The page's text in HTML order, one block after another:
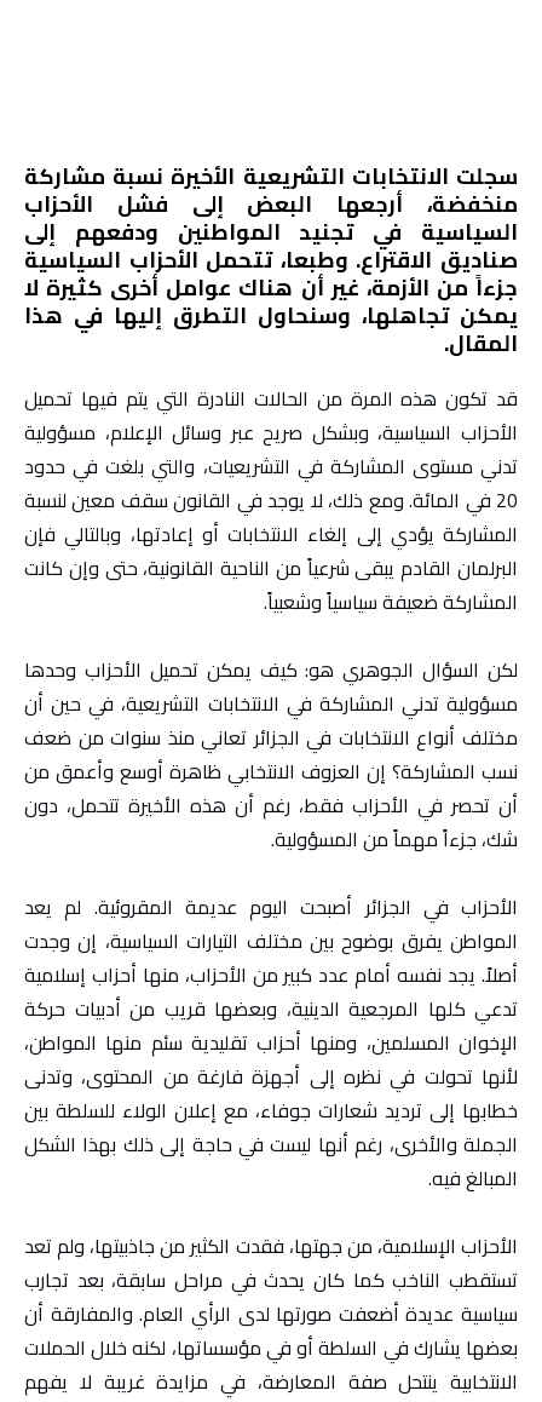
سجلت الانتخابات التشريعية الأخيرة نسبة مشاركة
منخفضة، أرجعها البعض إلى فشل الأحزاب
السياسية في تجنيد المواطنين ودفعهم إلى
صناديق الاقتراع. وطبعا، تتحمل الأحزاب السياسية
جزءاً من الأزمة، غير أن هناك عوامل أخرى كثيرة لا
يمكن تجاهلها، وسنحاول التطرق إليها في هذا
المقال.
قد تكون هذه المرة من الحالات النادرة التي يتم فيها تحميل
الأحزاب السياسية، وبشكل صريح عبر وسائل الإعلام، مسؤولية
تدني مستوى المشاركة في التشريعيات، والتي بلغت في حدود
20 في المائة. ومع ذلك، لا يوجد في القانون سقف معين لنسبة
المشاركة يؤدي إلى إلغاء الانتخابات أو إعادتها، وبالتالي فإن
البرلمان القادم يبقى شرعياً من الناحية القانونية، حتى وإن كانت
المشاركة ضعيفة سياسياً وشعبياً.
لكن السؤال الجوهري هو: كيف يمكن تحميل الأحزاب وحدها
مسؤولية تدني المشاركة في الانتخابات التشريعية، في حين أن
مختلف أنواع الانتخابات في الجزائر تعاني منذ سنوات من ضعف
نسب المشاركة؟ إن العزوف الانتخابي ظاهرة أوسع وأعمق من
أن تحصر في الأحزاب فقط، رغم أن هذه الأخيرة تتحمل، دون
شك، جزءاً مهماً من المسؤولية.
الأحزاب في الجزائر أصبحت اليوم عديمة المقروئية. لم يعد
المواطن يفرق بوضوح بين مختلف التيارات السياسية، إن وجدت
أصلاً. يجد نفسه أمام عدد كبير من الأحزاب، منها أحزاب إسلامية
تدعي كلها المرجعية الدينية، وبعضها قريب من أدبيات حركة
الإخوان المسلمين، ومنها أحزاب تقليدية سئم منها المواطن،
لأنها تحولت في نظره إلى أجهزة فارغة من المحتوى، وتدنى
خطابها إلى ترديد شعارات جوفاء، مع إعلان الولاء للسلطة بين
الجملة والأخرى، رغم أنها ليست في حاجة إلى ذلك بهذا الشكل
المبالغ فيه.
الأحزاب الإسلامية، من جهتها، فقدت الكثير من جاذبيتها، ولم تعد
تستقطب الناخب كما كان يحدث في مراحل سابقة، بعد تجارب
سياسية عديدة أضعفت صورتها لدى الرأي العام. والمفارقة أن
بعضها يشارك في السلطة أو في مؤسساتها، لكنه خلال الحملات
الانتخابية ينتحل صفة المعارضة، في مزايدة غريبة لا يفهم